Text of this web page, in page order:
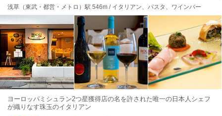
浅草（東武・都営・メトロ）駅 546m / イタリアン、パスタ、ワインバー
ヨーロッパミシュラン2つ星獲得店の名を許された唯一の日本人シェフ
が織りなす珠玉のイタリアン